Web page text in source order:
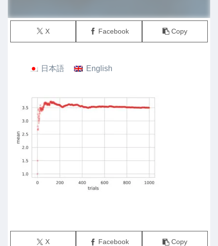
X Facebook Copy
日本語 English
X Facebook Copy